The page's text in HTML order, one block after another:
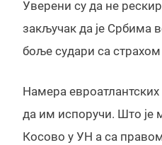
Уверени су да не
закључак да је Србима
боље судари са
Намера
да им испоручи. Што је
Косово у УН а са